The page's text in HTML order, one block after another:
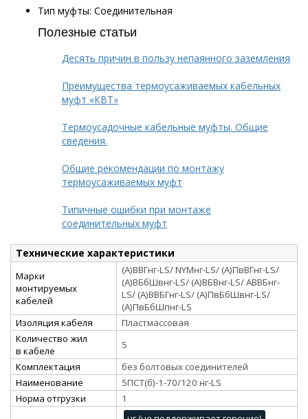
Тип муфты: Соединительная
Полезные статьи
Десять причин в пользу непаянного заземления
Преимущества термоусаживаемых кабельных
муфт «КВТ»
Термоусадочные кабельные муфты. Общие
сведения.
Общие рекомендации по монтажу
термоусаживаемых муфт
Типичные ошибки при монтаже
соединительных муфт
Технические характеристики
Марки
монтируемых
кабелей
(А)ВВГнг-LS/ NYMнг-LS/ (А)ПвВГнг-LS/
(А)ВБбШвнг-LS/ (А)ВБВнг-LS/ АВВБнг-
LS/ (А)ВВБГнг-LS/ (А)ПвБбШвнг-LS/
(А)ПвБбШпнг-LS
Изоляция кабеля
Пластмассовая
Количество жил
в кабеле
5
Комплектация
без болтовых соединителей
Наименование
5ПСТ(б)-1-70/120 нг-LS
Норма отгрузки
1